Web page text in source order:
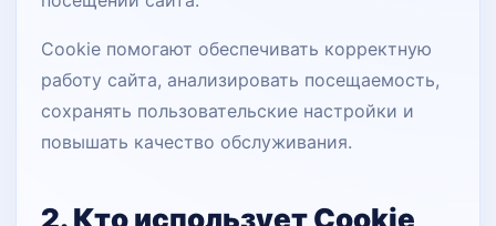
Cookie помогают обеспечивать корректную
работу сайта, анализировать посещаемость,
сохранять пользовательские настройки и
повышать качество обслуживания.
2. Кто использует Cookie